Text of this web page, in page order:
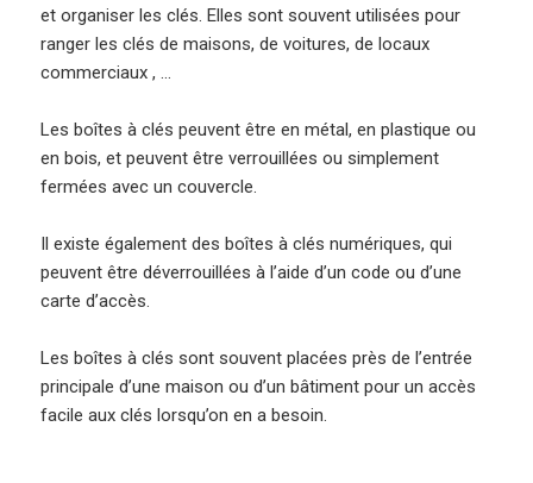
et organiser les clés. Elles sont souvent utilisées pour
ranger les clés de maisons, de voitures, de locaux
commerciaux , …
Les boîtes à clés peuvent être en métal, en plastique ou
en bois, et peuvent être verrouillées ou simplement
fermées avec un couvercle.
Il existe également des boîtes à clés numériques, qui
peuvent être déverrouillées à l’aide d’un code ou d’une
carte d’accès.
Les boîtes à clés sont souvent placées près de l’entrée
principale d’une maison ou d’un bâtiment pour un accès
facile aux clés lorsqu’on en a besoin.